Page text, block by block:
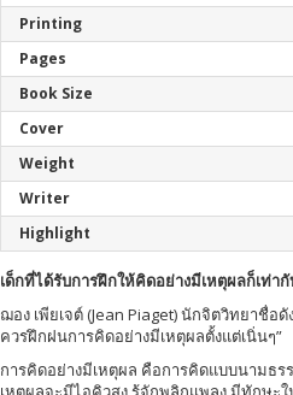
Printing
Pages
Book Size
Cover
Weight
Writer
Highlight
เด็กที่ได้รับการฝึกให้คิดอย่างมีเหตุผลก็เท่า
ฌอง เพียเจต์ (Jean Piaget) นักจิตวิทยาชื่
ควรฝึกฝนการคิดอย่างมีเหตุผลตั้งแต่เนิ่นๆ”
การคิดอย่างมีเหตุผล คือการคิดแบบนามธ